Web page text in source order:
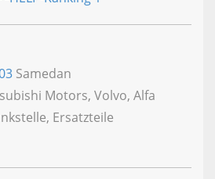
Samedan
Motors, Volvo, Alfa
Ersatzteile